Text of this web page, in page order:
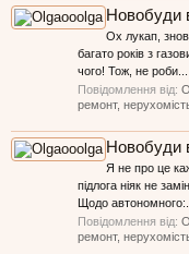
Новобуди
Ох лукап,
багато років з
чого! Тож, не роби...
Повідомлення від:
ремонт,
Новобуди
Я не про це
підлога ніяк не
Щодо автономного:...
Повідомлення від:
ремонт,